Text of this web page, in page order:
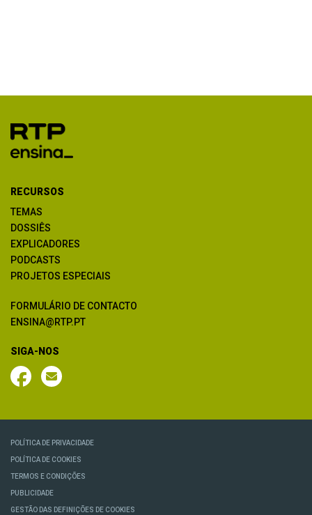
RECURSOS
TEMAS
DOSSIÊS
EXPLICADORES
PODCASTS
PROJETOS ESPECIAIS
FORMULÁRIO DE CONTACTO
ENSINA@RTP.PT
SIGA-NOS
POLÍTICA DE PRIVACIDADE
POLÍTICA DE COOKIES
TERMOS E CONDIÇÕES
PUBLICIDADE
GESTÃO DAS DEFINIÇÕES DE COOKIES